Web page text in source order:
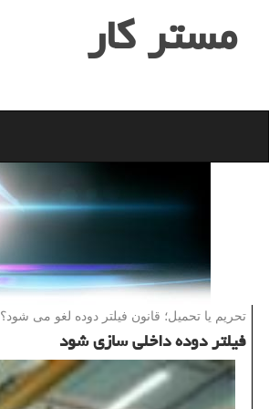
مستر كار
تحریم یا تحمیل؛ قانون فیلتر دوده لغو می شود؟
فیلتر دوده داخلی سازی شود